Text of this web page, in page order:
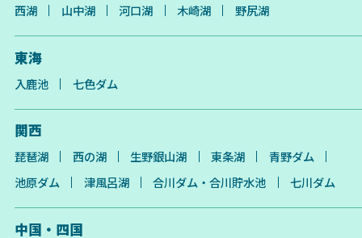
西湖 山中湖 河口湖 木崎湖 野尻湖
東海
入鹿池 七色ダム
関西
琵琶湖 西の湖 生野銀山湖 東条湖
青野ダム
池原ダム
津風呂湖 合川ダム・合川貯水池 七川ダム
中国・四国